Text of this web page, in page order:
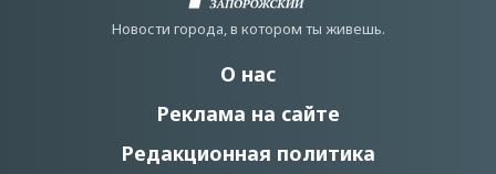
Новости города, в котором ты живешь.
О нас
Реклама на сайте
Редакционная политика